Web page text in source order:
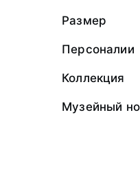
Размер
Персоналии
Коллекция
Музейный